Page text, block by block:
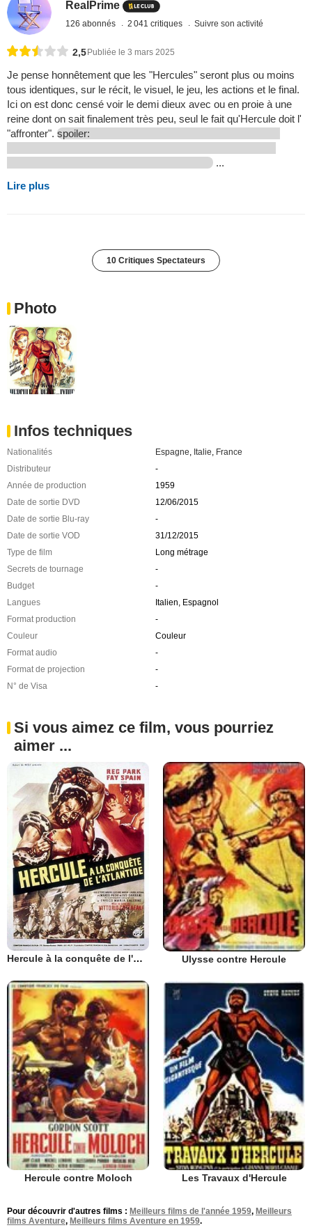
RealPrime
126 abonnés 2 041 critiques Suivre son activité
2,5 Publiée le 3 mars 2025
Je pense honnêtement que les "Hercules" seront plus ou moins
tous identiques, sur le récit, le visuel, le jeu, les actions et le final.
Ici on est donc censé voir le demi dieux avec ou en proie à une
reine dont on sait finalement très peu, seul le fait qu'Hercule doit l'
"affronter". spoiler:
...
Lire plus
10 Critiques Spectateurs
Photo
Infos techniques
Nationalités Espagne Italie France
Distributeur
-
Année de production
1959
Date de sortie DVD
12/06/2015
Date de sortie Blu-ray
-
Date de sortie VOD
31/12/2015
Type de film
Long métrage
Secrets de tournage
-
Budget
-
Langues
Italien, Espagnol
Format production
-
Couleur
Couleur
Format audio
-
Format de projection
-
N° de Visa
-
Si vous aimez ce film, vous pourriez
aimer ...
Hercule à la conquête de l'Atlantide Ulysse contre Hercule
Hercule contre Moloch Les Travaux d'Hercule
Pour découvrir d'autres films : Meilleurs films de l'année 1959, Meilleurs
films Aventure, Meilleurs films Aventure en 1959.